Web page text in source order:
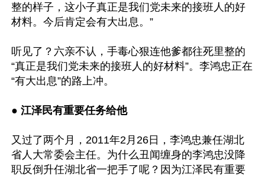
整的样子，这小子真正是我们党未来的接班人的好
材料。今后肯定会有大出息。”
听见了？六亲不认，手毒心狠连他爹都往死里整的
“真正是我们党未来的接班人的好材料”。李鸿忠正在
“有大出息”的路上冲。
● 江泽民有重要任务给他
又过了两个月，2011年2月26日，李鸿忠兼任湖北
省人大常委会主任。为什么丑闻缠身的李鸿忠没降
职反倒升任湖北省一把手了呢？因为江泽民有重要